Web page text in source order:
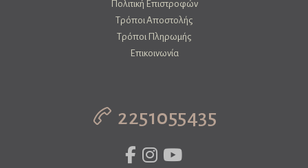
Πολιτική Επιστροφών
Τρόποι Αποστολής
Τρόποι Πληρωμής
Επικοινωνία
2251055435